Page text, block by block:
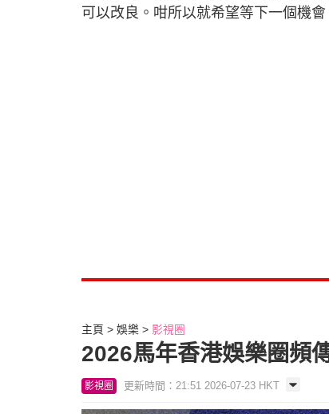
可以改良。咁所以就希望等下一個機
主頁 娛樂 影視圈
2026馬年香港娛樂圈頻
影視圈 更新時間：21:51 2026-07-23 HKT